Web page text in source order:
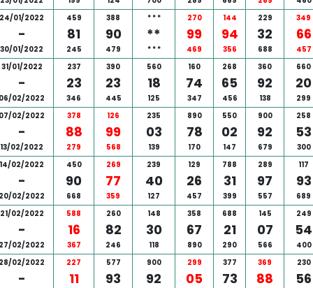
24/01/2022
-
30/01/2022
459
81
245
388
90
479
* * *
**
* * *
270
99
469
144
94
356
229
32
688
349
66
457
31/01/2022
-
02/2022
237
23
346
390
23
445
560
18
125
160
74
347
268
65
456
360
92
138
660
20
299
02/2022
-
13/02/2022
378
88
279
126
99
568
235
03
139
890
78
170
550
02
147
900
92
679
258
53
300
14/02/2022
-
02/2022
450
90
668
269
77
359
239
40
127
129
26
457
788
31
399
289
97
557
117
93
689
21/02/2022
-
02/2022
588
16
367
260
82
246
148
30
118
358
67
890
688
21
290
145
07
566
249
54
400
02/2022
-
227
11
577
93
900
92
299
05
377
73
369
88
230
56